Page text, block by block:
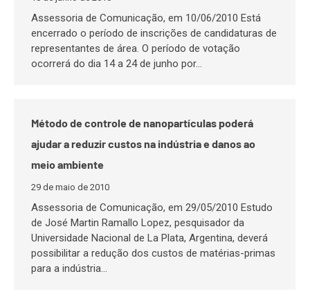
Assessoria de Comunicação, em 10/06/2010 Está
encerrado o período de inscrições de candidaturas de
representantes de área. O período de votação
ocorrerá do dia 14 a 24 de junho por…
Método de controle de nanopartículas poderá
ajudar a reduzir custos na indústria e danos ao
meio ambiente
29 de maio de 2010
Assessoria de Comunicação, em 29/05/2010 Estudo
de José Martin Ramallo Lopez, pesquisador da
Universidade Nacional de La Plata, Argentina, deverá
possibilitar a redução dos custos de matérias-primas
para a indústria…